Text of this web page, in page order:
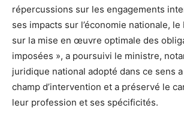
répercussions sur les engagements
ses impacts sur l’économie nationale,
sur la mise en œuvre optimale des
imposées », a poursuivi le ministre,
juridique national adopté dans ce sens
champ d’intervention et a préservé le
leur profession et ses spécificités.